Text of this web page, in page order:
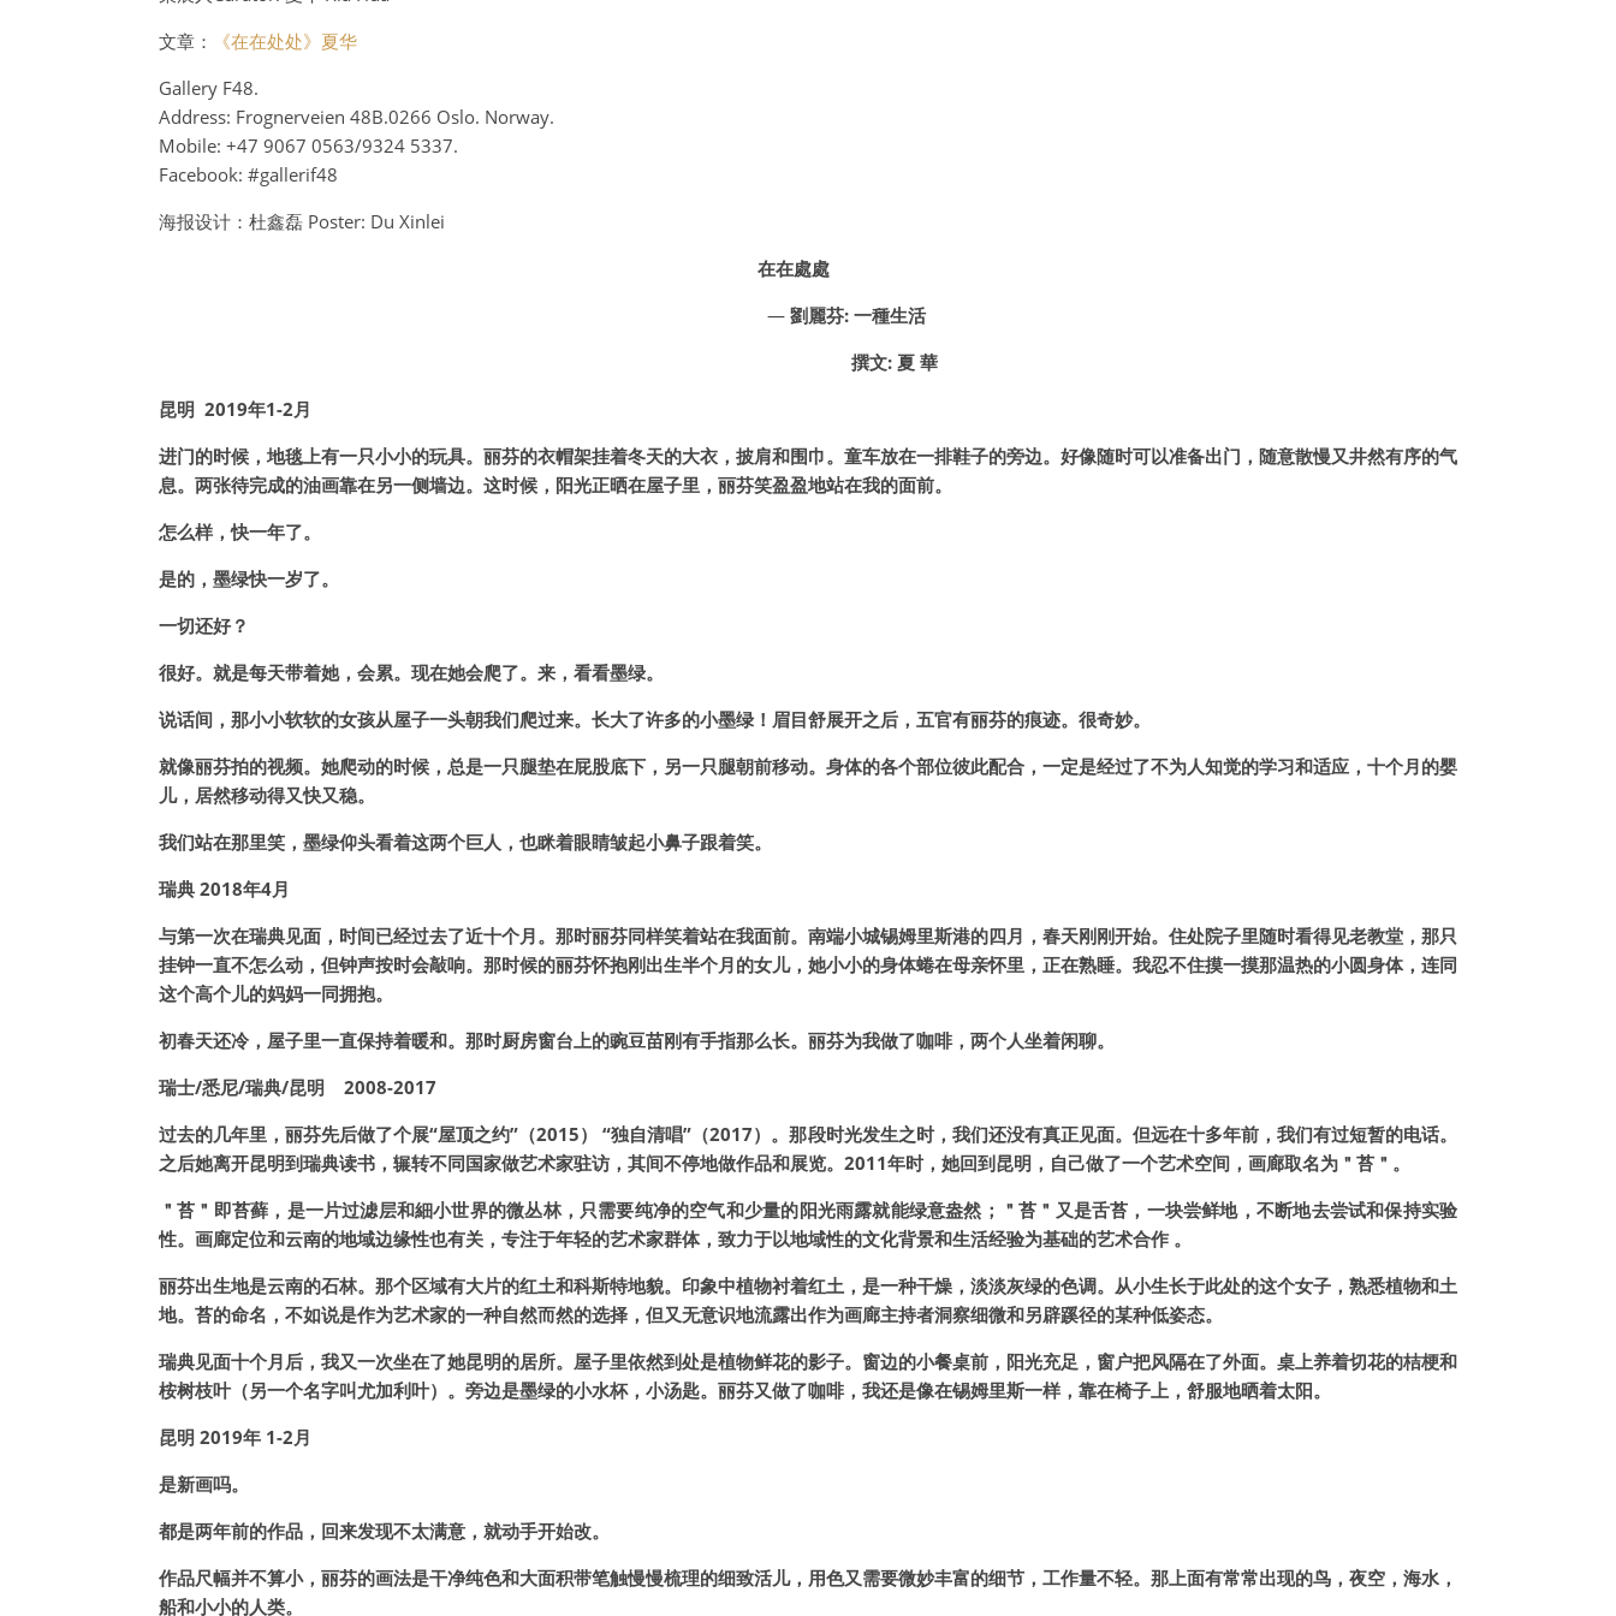
文章：
《在在处处》夏华
Gallery F48.
Address: Frognerveien 48B.0266 Oslo. Norway.
Mobile: +47 9067 0563/9324 5337.
Facebook: #gallerif48
海报设计：杜鑫磊 Poster: Du Xinlei
在在處處
— 劉麗芬: 一種生活
撰文: 夏 華
昆明 2019年1-2月
进门的时候，地毯上有一只小小的玩具。丽芬的衣帽架挂着冬天的大衣，披肩和围巾。童车放在一排鞋子的旁边。好像随时可以准备出门，随意散慢又井然有序的气
息。两张待完成的油画靠在另一侧墙边。这时候，阳光正晒在屋子里，丽芬笑盈盈地站在我的面前。
怎么样，快一年了。
是的，墨绿快一岁了。
一切还好？
很好。就是每天带着她，会累。现在她会爬了。来，看看墨绿。
说话间，那小小软软的女孩从屋子一头朝我们爬过来。长大了许多的小墨绿！眉目舒展开之后，五官有丽芬的痕迹。很奇妙。
就像丽芬拍的视频。她爬动的时候，总是一只腿垫在屁股底下，另一只腿朝前移动。身体的各个部位彼此配合，一定是经过了不为人知觉的学习和适应，十个月的婴
儿，居然移动得又快又稳。
我们站在那里笑，墨绿仰头看着这两个巨人，也眯着眼睛皱起小鼻子跟着笑。
瑞典 2018年4月
与第一次在瑞典见面，时间已经过去了近十个月。那时丽芬同样笑着站在我面前。南端小城锡姆里斯港的四月，春天刚刚开始。住处院子里随时看得见老教堂，那只
挂钟一直不怎么动，但钟声按时会敲响。那时候的丽芬怀抱刚出生半个月的女儿，她小小的身体蜷在母亲怀里，正在熟睡。我忍不住摸一摸那温热的小圆身体，连同
这个高个儿的妈妈一同拥抱。
初春天还冷，屋子里一直保持着暖和。那时厨房窗台上的豌豆苗刚有手指那么长。丽芬为我做了咖啡，两个人坐着闲聊。
瑞士/悉尼/瑞典/昆明
2008-2017
过去的几年里，丽芬先后做了个展“屋顶之约”（2015） “独自清唱”（2017）。那段时光发生之时，我们还没有真正见面。但远在十多年前，我们有过短暂的电话。
之后她离开昆明到瑞典读书，辗转不同国家做艺术家驻访，其间不停地做作品和展览。2011年时，她回到昆明，自己做了一个艺术空间，画廊取名为＂苔＂。
＂苔＂即苔藓，是一片过滤层和細小世界的微丛林，只需要纯净的空气和少量的阳光雨露就能绿意盎然；＂苔＂又是舌苔，一块尝鲜地，不断地去尝试和保持实验
性。画廊定位和云南的地域边缘性也有关，专注于年轻的艺术家群体，致力于以地域性的文化背景和生活经验为基础的艺术合作 。
丽芬出生地是云南的石林。那个区域有大片的红土和科斯特地貌。印象中植物衬着红土，是一种干燥，淡淡灰绿的色调。从小生长于此处的这个女子，熟悉植物和土
地。苔的命名，不如说是作为艺术家的一种自然而然的选择，但又无意识地流露出作为画廊主持者洞察细微和另辟蹊径的某种低姿态。
瑞典见面十个月后，我又一次坐在了她昆明的居所。屋子里依然到处是植物鲜花的影子。窗边的小餐桌前，阳光充足，窗户把风隔在了外面。桌上养着切花的桔梗和
桉树枝叶（另一个名字叫尤加利叶）。旁边是墨绿的小水杯，小汤匙。丽芬又做了咖啡，我还是像在锡姆里斯一样，靠在椅子上，舒服地晒着太阳。
昆明 2019年 1-2月
是新画吗。
都是两年前的作品，回来发现不太满意，就动手开始改。
作品尺幅并不算小，丽芬的画法是干净纯色和大面积带笔触慢慢梳理的细致活儿，用色又需要微妙丰富的细节，工作量不轻。那上面有常常出现的鸟，夜空，海水，
船和小小的人类。